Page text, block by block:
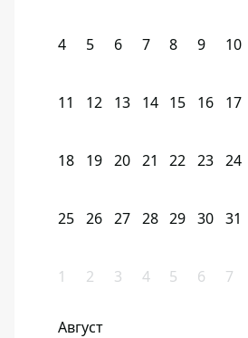
4 5 6 7 8 9 10
11 12 13 14 15 16 17
18 19 20 21 22 23 24
25 26 27 28 29 30 31
1 2 3 4 5 6 7
Август